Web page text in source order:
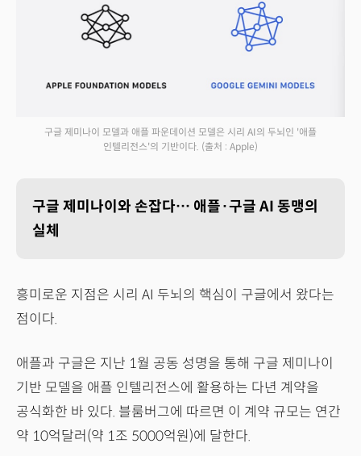
구글 제미나이 모델과 애플 파운데이션 모델은 시리 AI의 두뇌인 '애플
인텔리전스'의 기반이다. (출처 : Apple)
구글 제미나이와 손잡다… 애플·구글 AI 동맹의
실체
흥미로운 지점은 시리 AI 두뇌의 핵심이 구글에서 왔다는
점이다.
애플과 구글은 지난 1월 공동 성명을 통해 구글 제미나이
기반 모델을 애플 인텔리전스에 활용하는 다년 계약을
공식화한 바 있다. 블룸버그에 따르면 이 계약 규모는 연간
약 10억달러(약 1조 5000억원)에 달한다.